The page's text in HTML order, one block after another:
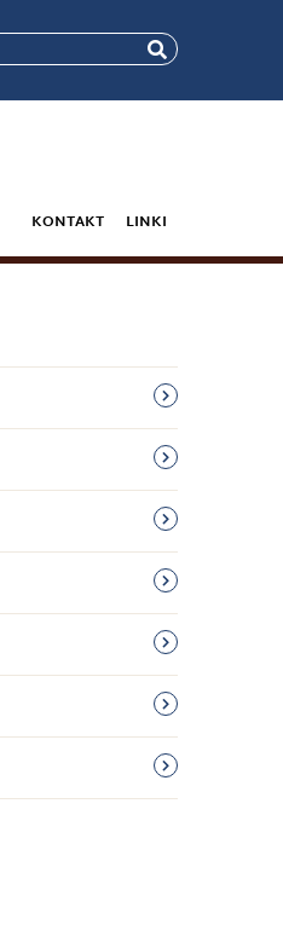
KONTAKT LINKI